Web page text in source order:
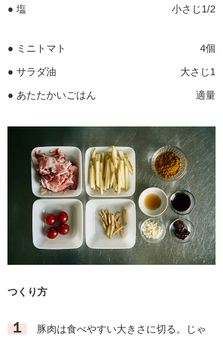
● 塩 小さじ1/2
● ミニトマト 4個
● サラダ油 大さじ1
● あたたかいごはん 適量
つくり方
１
豚肉は食べやすい大きさに切る。じゃ